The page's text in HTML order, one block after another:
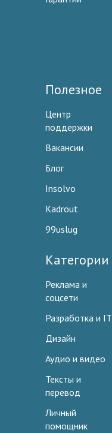
Полезное
Центр
поддержки
Вакансии
Блог
Insolvo
Kadrout
99uslug
Категории
Реклама и
соцсети
Разработка и IT
Дизайн
Аудио и видео
Тексты и
перевод
Личный
помощник